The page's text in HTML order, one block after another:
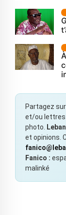
Partagez
et/ou lettres
photo.
et opinions.
Fanico :
malinké